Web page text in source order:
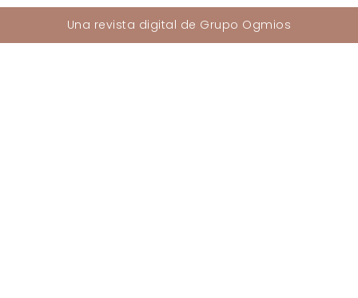
Una revista digital de Grupo Ogmios